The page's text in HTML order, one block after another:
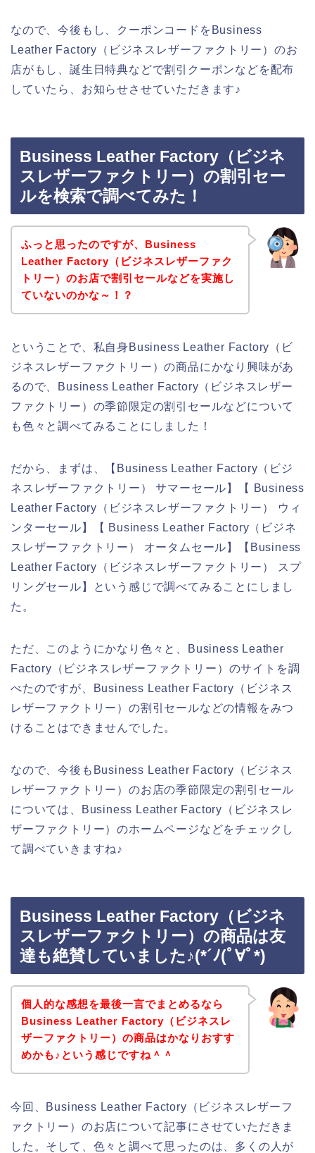
なので、今後もし、クーポンコードをBusiness
Leather Factory（ビジネスレザーファクトリー）のお
店がもし、誕生日特典などで割引クーポンなどを配布
していたら、お知らせさせていただきます♪
Business Leather Factory（ビジネ
スレザーファクトリー）の割引セー
ルを検索で調べてみた！
ふっと思ったのですが、Business
Leather Factory（ビジネスレザーファク
トリー）のお店で割引セールなどを実施し
ていないのかな～！？
ということで、私自身Business Leather Factory（ビ
ジネスレザーファクトリー）の商品にかなり興味があ
るので、Business Leather Factory（ビジネスレザー
ファクトリー）の季節限定の割引セールなどについて
も色々と調べてみることにしました！
だから、まずは、【Business Leather Factory（ビジ
ネスレザーファクトリー） サマーセール】【 Business
Leather Factory（ビジネスレザーファクトリー） ウィ
ンターセール】【 Business Leather Factory（ビジネ
スレザーファクトリー） オータムセール】【Business
Leather Factory（ビジネスレザーファクトリー） スプ
リングセール】という感じで調べてみることにしまし
た。
ただ、このようにかなり色々と、Business Leather
Factory（ビジネスレザーファクトリー）のサイトを調
べたのですが、Business Leather Factory（ビジネス
レザーファクトリー）の割引セールなどの情報をみつ
けることはできませんでした。
なので、今後もBusiness Leather Factory（ビジネス
レザーファクトリー）のお店の季節限定の割引セール
については、Business Leather Factory（ビジネスレ
ザーファクトリー）のホームページなどをチェックし
て調べていきますね♪
Business Leather Factory（ビジネ
スレザーファクトリー）の商品は友
達も絶賛していました♪(*´ﾉ(ﾟ∀ﾟ*)
個人的な感想を最後一言でまとめるなら
Business Leather Factory（ビジネスレ
ザーファクトリー）の商品はかなりおすす
めかも♪という感じですね＾＾
今回、Business Leather Factory（ビジネスレザーフ
ァクトリー）のお店について記事にさせていただきま
した。そして、色々と調べて思ったのは、多くの人が